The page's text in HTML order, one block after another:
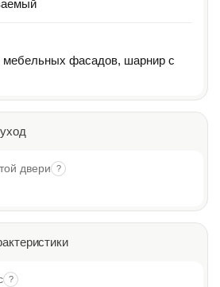
мебельных фасадов, шарнир с
двери ?
?